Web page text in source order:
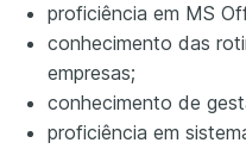
proficiência em MS
conhecimento das
empresas;
conhecimento de
proficiência em